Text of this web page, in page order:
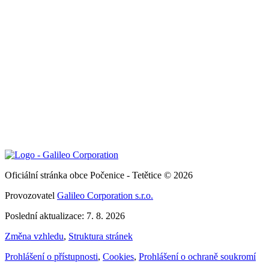
Oficiální stránka obce Počenice - Tetětice © 2026
Provozovatel Galileo Corporation s.r.o.
Poslední aktualizace: 7. 8. 2026
Změna vzhledu, Struktura stránek
Prohlášení o přístupnosti, Cookies, Prohlášení o ochraně soukromí